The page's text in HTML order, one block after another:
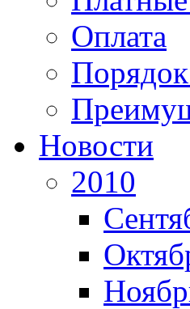
Оплата
Порядок
Новости
2010